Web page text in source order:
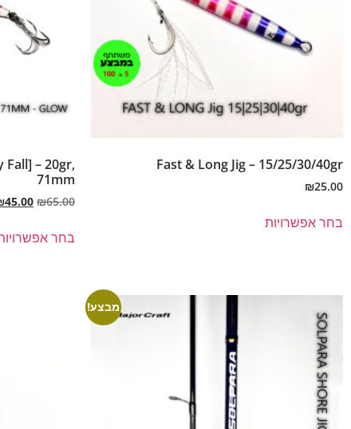
Fast & Long Jig – 15/25/30/40gr
₪25.00
בחר אפשרויות
Fall] – 20gr,
71mm
₪65.00
45.00
בחר
מבצע!